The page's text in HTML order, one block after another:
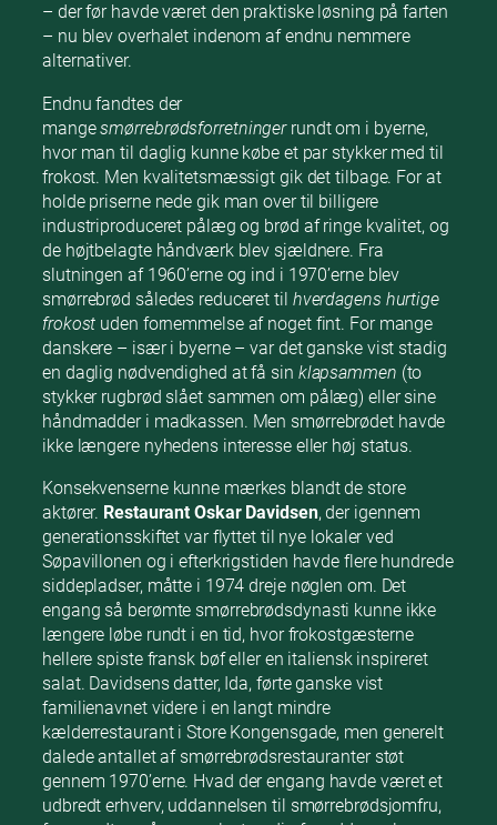
– der før havde været den praktiske løsning på farten
– nu blev overhalet indenom af endnu nemmere
alternativer.
Endnu fandtes der
mangesmørrebrødsforretningerrundt om i byerne,
hvor man til daglig kunne købe et par stykker med til
frokost. Men kvalitetsmæssigt gik det tilbage. For at
holde priserne nede gik man over til billigere
industriproduceret pålæg og brød af ringe kvalitet, og
de højtbelagte håndværk blev sjældnere. Fra
slutningen af 1960’erne og ind i 1970’erne blev
smørrebrød således reduceret til hverdagens hurtige
frokost uden fornemmelse af noget fint. For mange
danskere – især i byerne – var det ganske vist stadig
en daglig nødvendighed at få sin klapsammen (to
stykker rugbrød slået sammen om pålæg) eller sine
håndmadder i madkassen. Men smørrebrødet havde
ikke længere nyhedens interesse eller høj status.
Konsekvenserne kunne mærkes blandt de store
aktører. Restaurant Oskar Davidsen, der igennem
generationsskiftet var flyttet til nye lokaler ved
Søpavillonen og i efterkrigstiden havde flere hundrede
siddepladser, måtte i 1974 dreje nøglen om. Det
engang så berømte smørrebrødsdynasti kunne ikke
længere løbe rundt i en tid, hvor frokostgæsterne
hellere spiste fransk bøf eller en italiensk inspireret
salat. Davidsens datter, Ida, førte ganske vist
familienavnet videre i en langt mindre
kælderrestaurant i Store Kongensgade, men generelt
dalede antallet af smørrebrødsrestauranter støt
gennem 1970’erne. Hvad der engang havde været et
udbredt erhverv, uddannelsen til smørrebrødsjomfru,